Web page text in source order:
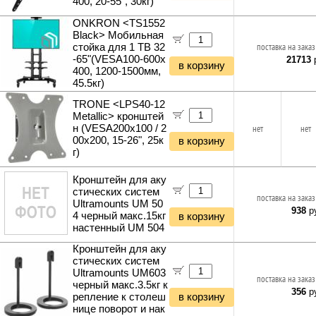
Инструменты и техника прочее
ONKRON <TS1552
Black> Мобильная
стойка для 1 ТВ 32
-65"(VESA100-600x
400, 1200-1500мм,
45.5кг)
в корзину
поставка на
21713
TRONE <LPS40-12
Metallic> кронштей
н (VESA200x100 / 2
00x200, 15-26", 25к
г)
в корзину
нет нет
Кронштейн для аку
стических систем
Ultramounts UM 50
4 черный макс.15кг
настенный UM 504
в корзину
поставка на
938
Кронштейн для аку
стических систем
Ultramounts UM603
черный макс.3.5кг к
репление к столеш
нице поворот и нак
в корзину
поставка на
356